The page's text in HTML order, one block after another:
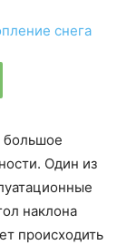
Один из
наклона
происходить